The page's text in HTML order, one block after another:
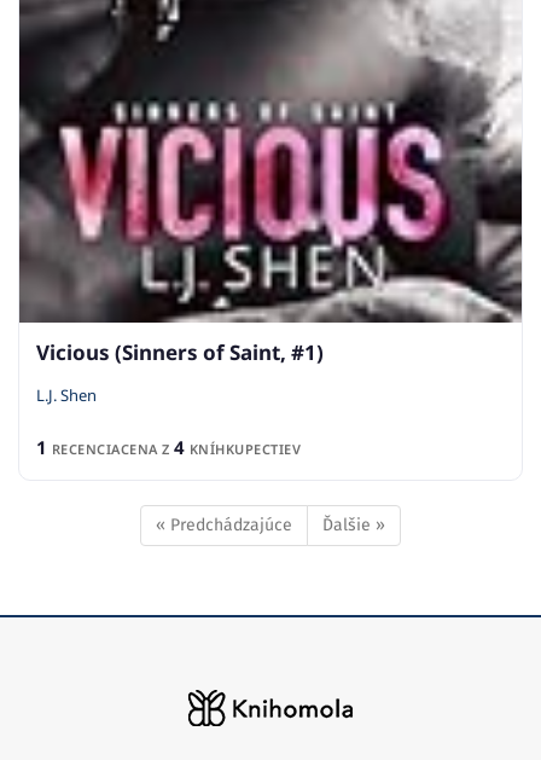
Vicious (Sinners of Saint, #1)
L.J. Shen
1 RECENCIACENA Z 4 KNÍHKUPECTIEV
« Predchádzajúce Ďalšie »